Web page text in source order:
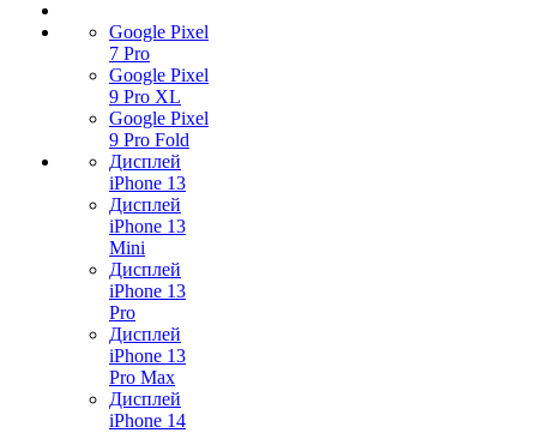
Google Pixel
7 Pro
Google Pixel
9 Pro XL
Google Pixel
9 Pro Fold
Дисплей
iPhone 13
Дисплей
iPhone 13
Mini
Дисплей
iPhone 13
Pro
Дисплей
iPhone 13
Pro Max
Дисплей
iPhone 14